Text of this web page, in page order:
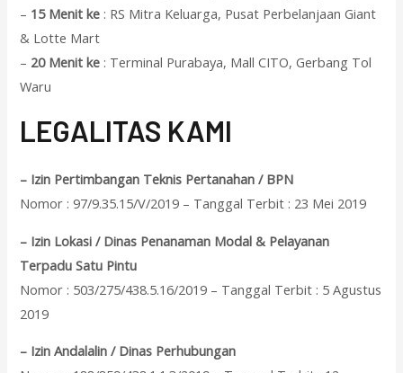
– 15 Menit ke : RS Mitra Keluarga, Pusat Perbelanjaan Giant
& Lotte Mart
– 20 Menit ke : Terminal Purabaya, Mall CITO, Gerbang Tol
Waru
LEGALITAS KAMI
– Izin Pertimbangan Teknis Pertanahan / BPN
Nomor : 97/9.35.15/V/2019 – Tanggal Terbit : 23 Mei 2019
– Izin Lokasi / Dinas Penanaman Modal & Pelayanan
Terpadu Satu Pintu
Nomor : 503/275/438.5.16/2019 – Tanggal Terbit : 5 Agustus
2019
– Izin Andalalin / Dinas Perhubungan